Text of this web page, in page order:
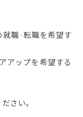
就職·転職を希望す
アップを希望する
さい。